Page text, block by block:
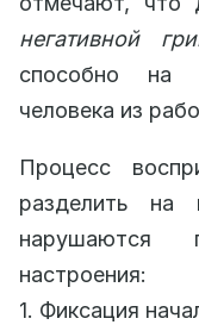
негативной
способно на
человека из
Процесс
разделить на
нарушаются
настроения:
1. Фиксация